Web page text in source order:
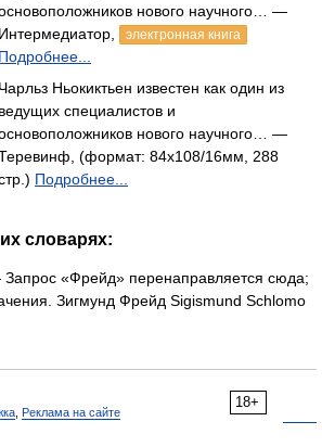
нового научного… —
Интермедиатор,
электронная книга
Подробнее...
Чарльз Ньокиктьен известен как один из
ведущих специалистов и
нового научного… —
(формат: 84x108/16мм, 288
Подробнее...
словарях:
«Фрейд» перенаправляется сюда;
Зигмунд Фрейд Sigismund Schlomo
18+
Реклама на сайте